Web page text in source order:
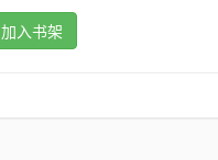
加入书架